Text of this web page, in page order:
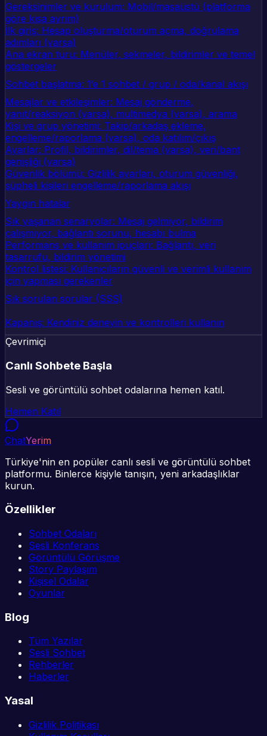
Gereksinimler ve kurulum: Mobil/masaüstü (platforma
göre kısa ayrım)
İlk giriş: Hesap oluşturma/oturum açma, doğrulama
adımları (varsa)
Ana ekran turu: Menüler, sekmeler, bildirimler ve temel
göstergeler
Sohbet başlatma: 1’e 1 sohbet / grup / oda/kanal akışı
Mesajlar ve etkileşimler: Mesaj gönderme,
yanıt/reaksiyon (varsa), multimedya (varsa), arama
Kişi ve grup yönetimi: Takip/arkadaş ekleme,
engelleme/raporlama (varsa), oda katılım/çıkış
Ayarlar: Profil, bildirimler, dil/tema (varsa), veri/bant
genişliği (varsa)
Güvenlik bölümü: Gizlilik ayarları, oturum güvenliği,
şüpheli kişileri engelleme/raporlama akışı
Yaygın hatalar
Sık yaşanan senaryolar: Mesaj gelmiyor, bildirim
çalışmıyor, bağlantı sorunu, hesabı bulma
Performans ve kullanım ipuçları: Bağlantı, veri
tasarrufu, bildirim yönetimi
Kontrol listesi: Kullanıcıların güvenli ve verimli kullanım
için yapması gerekenler
Sık sorulan sorular (SSS)
Kapanış: Kendiniz deneyin ve kontrolleri kullanın
Çevrimiçi
Canlı Sohbete Başla
Sesli ve görüntülü sohbet odalarına hemen katıl.
Hemen Katıl
ChatYerim
Türkiye'nin en popüler canlı sesli ve görüntülü sohbet
platformu. Binlerce kişiyle tanışın, yeni arkadaşlıklar
kurun.
Özellikler
Sohbet Odaları
Sesli Konferans
Görüntülü Görüşme
Story Paylaşım
Kişisel Odalar
Oyunlar
Blog
Tüm Yazılar
Sesli Sohbet
Rehberler
Haberler
Yasal
Gizlilik Politikası